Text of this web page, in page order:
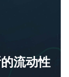
流动性